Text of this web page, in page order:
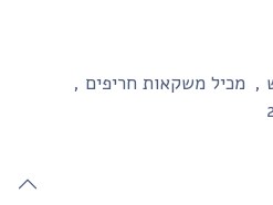
מכיל משקאות חריפים,